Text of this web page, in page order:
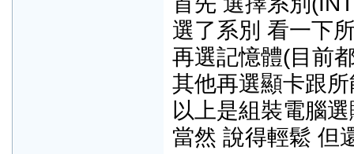
選了系別 看一下
再選記憶體(目前
其他再選顯卡跟
以上是組裝電腦
當然 說得輕鬆 但